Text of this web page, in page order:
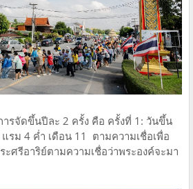
รจัดขึ้นปีละ 2 ครั้ง คือ ครั้งที่ 1: วันขึ้น
รม 4 ค่ำ เดือน 11 ตามความเชื่อเพื่อ
ะศรีอาริย์ตามความเชื่อว่าพระองค์จะมา